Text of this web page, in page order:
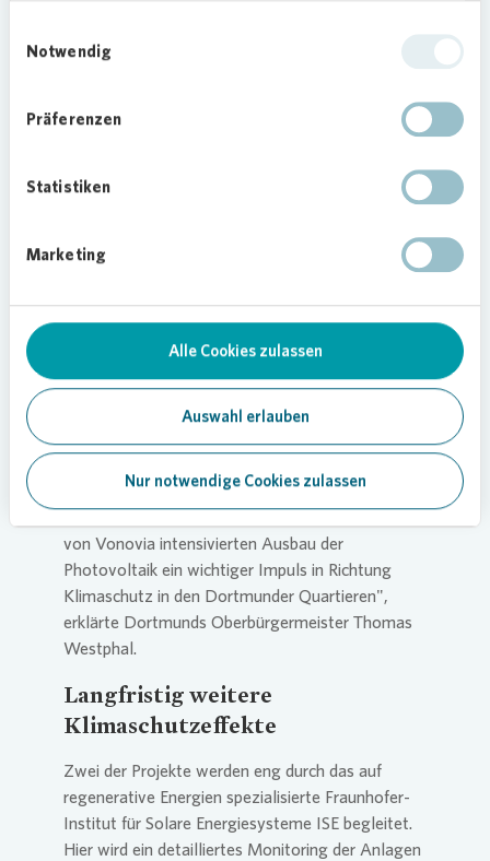
Notwendig
Präferenzen
Statistiken
Marketing
Alle Cookies zulassen
Auswahl erlauben
Nur notwendige Cookies zulassen
Damit die ersten Mieterinnen und Mieter bereits
Einsparpotenzial der fortschrittlichen Technologie
profitieren können, ist jetzt eine enge
Stromnetzbetreiber DONetz wichtig, um die
Wärmeerzeugung für den
Klimaschutz
„Wir begrüßen die Initiative vonVonovia, durch
Investitionen in eine zukunftsfähige
zeitgemäße Entscheidung. Zugleich sind die
ersten realisierten Projekte zusammen mit dem
von Vonovia intensivierten Ausbau der
Photovoltaik ein wichtiger Impuls in Richtung
Klimaschutz in den Dortmunder Quartieren",
erklärte Dortmunds Oberbürgermeister Thomas
Westphal.
Langfristig weitere
Klimaschutzeffekte
Zwei der Projekte werden eng durch das auf
regenerative Energien spezialisierte Fraunhofer-
Institut für Solare Energiesysteme ISE begleitet.
Hier wird ein detailliertes Monitoring der Anlagen